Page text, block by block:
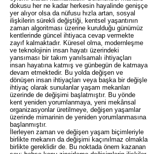
dokusu her ne kadar herkesin hayalinde genişçe
yer alıyor olsa da nüfusu hızla artan, sosyal
ilişkilerin sürekli değiştiği, kentsel yaşantının
zaman algoritması üzerine kurulduğu günümüz
kentlerinde güncel ihtiyaca cevap vermekte
zayıf kalmaktadır. Küresel olma, modernleşme
ve teknolojinin insan hayatı üzerindeki
yansıması bir takım yanılsamalı ihtiyaçları
insan hayatına katmış ve günbegün de katmaya
devam etmektedir. Bu yolda değişen ve
dönüşen insan ihtiyaçları veya başka bir değişle
ihtiyaç olarak sunulanlar yaşam mekanları
üzerinde de değişimi başlatmıştır. Bu yönde
kent yeniden yorumlanmaya, yeni mekânsal
organizasyonlar üretilmeye, değişen yaşamlar
üzerinde mimarinin de yeniden yorumlanmasına
başlanmıştır.
İlerleyen zaman ve değişen yaşam biçimleriyle
birlikte mekanın da değişimi kaçınılmaz olmakla
birlikte gereklidir de. Bu noktada önem kazanan